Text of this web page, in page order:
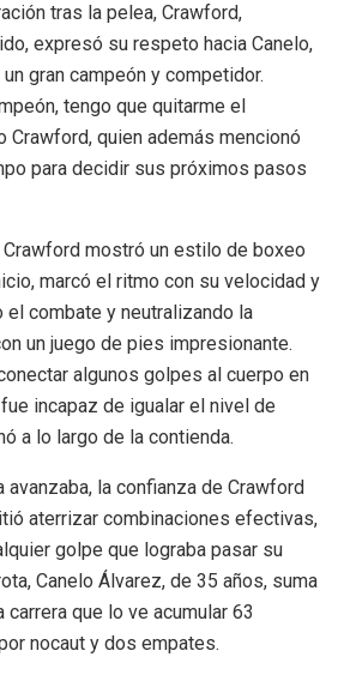
tras la pelea, Crawford,
expresó su respeto hacia Canelo,
gran campeón y competidor.
tengo que quitarme el
Crawford, quien además mencionó
para decidir sus próximos pasos
mostró un estilo de boxeo
marcó el ritmo con su velocidad y
el combate y neutralizando la
un juego de pies impresionante.
algunos golpes al cuerpo en
incapaz de igualar el nivel de
a lo largo de la contienda.
la confianza de Crawford
aterrizar combinaciones efectivas,
golpe que lograba pasar su
Canelo Álvarez, de 35 años, suma
que lo ve acumular 63
nocaut y dos empates.